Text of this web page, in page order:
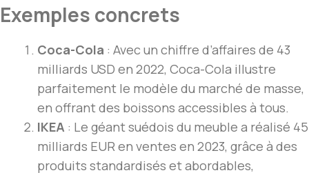
Exemples concrets
Coca-Cola : Avec un chiffre d’affaires de 43
milliards USD en 2022, Coca-Cola illustre
parfaitement le modèle du marché de masse,
en offrant des boissons accessibles à tous.
IKEA : Le géant suédois du meuble a réalisé 45
milliards EUR en ventes en 2023, grâce à des
produits standardisés et abordables,